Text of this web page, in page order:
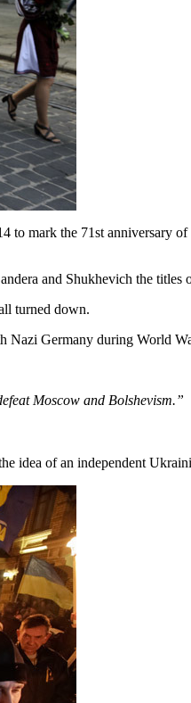
mark the 71st anniversary
and Shukhevich the titles
turned down.
Germany during World
Moscow and Bolshevism.”
idea of an independent